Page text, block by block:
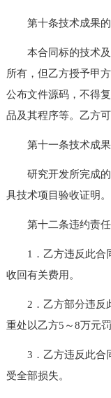
第十条技术成果的
本合同标的技术及
所有，但乙方授予甲
公布文件源码，不得
品及其程序等。乙方
第十一条技术成果
研究开发所完成的
具技术项目验收证明。
第十二条违约责任
1．乙方违反此合同
收回有关费用。
2．乙方部分违反此
重处以乙方5～8万元罚
3．乙方违反此合同
受全部损失。